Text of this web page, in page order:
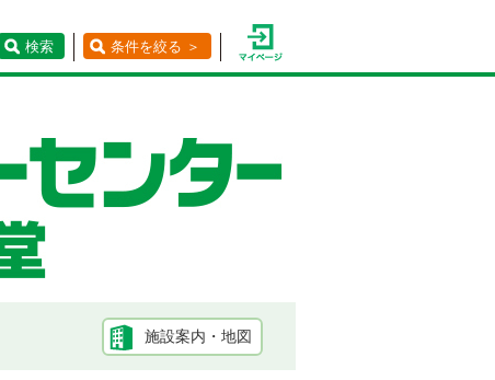
検索 条件を絞る ＞
施設案内・地図